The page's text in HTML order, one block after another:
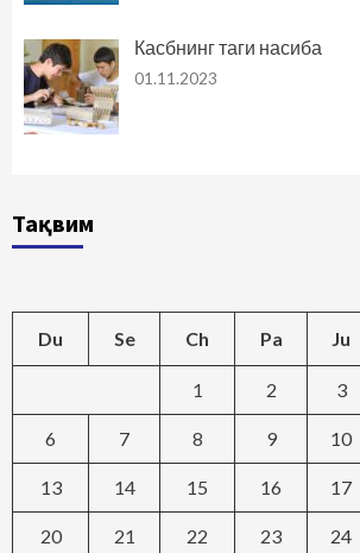
Касбнинг таги насиба
01.11.2023
Тақвим
Du Se Ch Pa Ju
1 2 3
6 7 8 9 10
13 14 15 16 17
20 21 22 23 24